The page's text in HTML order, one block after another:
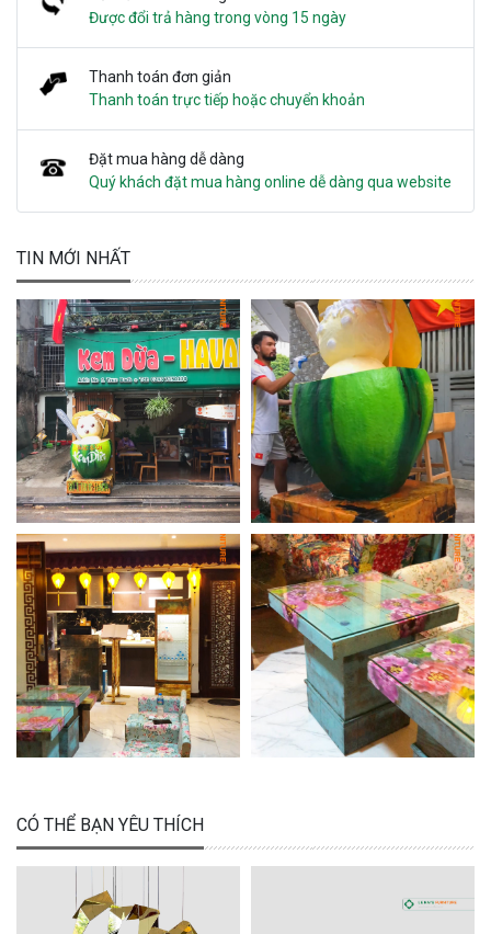
Được đổi trả hàng trong vòng 15 ngày
Thanh toán đơn giản
Thanh toán trực tiếp hoặc chuyển khoản
Đặt mua hàng dễ dàng
Quý khách đặt mua hàng online dễ dàng qua website
TIN MỚI NHẤT
CÓ THỂ BẠN YÊU THÍCH